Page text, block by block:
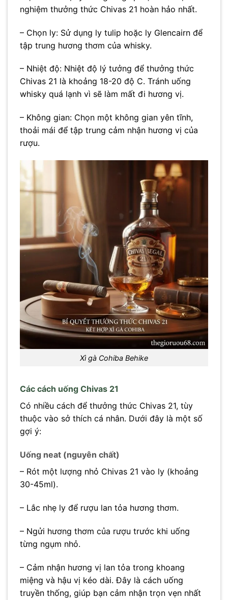
nghiệm thưởng thức Chivas 21 hoàn hảo nhất.
– Chọn ly: Sử dụng ly tulip hoặc ly Glencairn để
tập trung hương thơm của whisky.
– Nhiệt độ: Nhiệt độ lý tưởng để thưởng thức
Chivas 21 là khoảng 18-20 độ C. Tránh uống
whisky quá lạnh vì sẽ làm mất đi hương vị.
– Không gian: Chọn một không gian yên tĩnh,
thoải mái để tập trung cảm nhận hương vị của
rượu.
Xì gà Cohiba Behike
Các cách uống Chivas 21
Có nhiều cách để thưởng thức Chivas 21, tùy
thuộc vào sở thích cá nhân. Dưới đây là một số
gợi ý:
Uống neat (nguyên chất)
– Rót một lượng nhỏ Chivas 21 vào ly (khoảng
30-45ml).
– Lắc nhẹ ly để rượu lan tỏa hương thơm.
– Ngửi hương thơm của rượu trước khi uống
từng ngụm nhỏ.
– Cảm nhận hương vị lan tỏa trong khoang
miệng và hậu vị kéo dài. Đây là cách uống
truyền thống, giúp bạn cảm nhận trọn vẹn nhất